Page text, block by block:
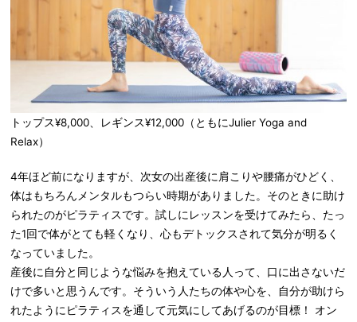
トップス¥8,000、レギンス¥12,000（ともにJulier Yoga and
Relax）
4年ほど前になりますが、次女の出産後に肩こりや腰痛がひどく、
体はもちろんメンタルもつらい時期がありました。そのときに助け
られたのがピラティスです。試しにレッスンを受けてみたら、たっ
た1回で体がとても軽くなり、心もデトックスされて気分が明るく
なっていました。
産後に自分と同じような悩みを抱えている人って、口に出さないだ
けで多いと思うんです。そういう人たちの体や心を、自分が助けら
れたようにピラティスを通して元気にしてあげるのが目標！ オン